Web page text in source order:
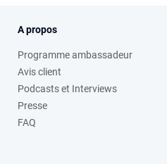
A propos
Programme ambassadeur
Avis client
Podcasts et Interviews
Presse
FAQ